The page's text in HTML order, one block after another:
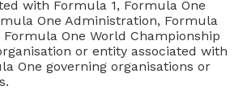
with Formula 1, Formula One
One Administration, Formula
Formula One World Championship
or entity associated with
One governing organisations or